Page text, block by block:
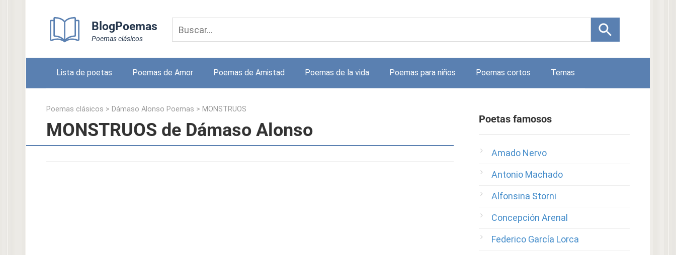
BlogPoemas
Poemas clásicos
Lista de poetas Poemas de Amor Poemas de Amistad Poemas de la vida Poemas para niños Poemas cortos Temas
Poemas clásicos > Dámaso Alonso Poemas > MONSTRUOS
MONSTRUOS de Dámaso Alonso
Poetas famosos
Amado Nervo
Antonio Machado
Alfonsina Storni
Concepción Arenal
Federico García Lorca